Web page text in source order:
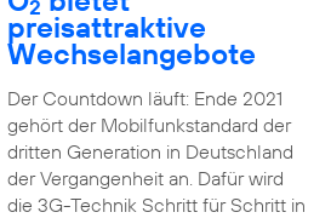
2
preisattraktive
Wechselangebote
Der Countdown läuft: Ende 2021
gehört der Mobilfunkstandard der
dritten Generation in Deutschland
der Vergangenheit an. Dafür wird
die 3G-Technik Schritt für Schritt in